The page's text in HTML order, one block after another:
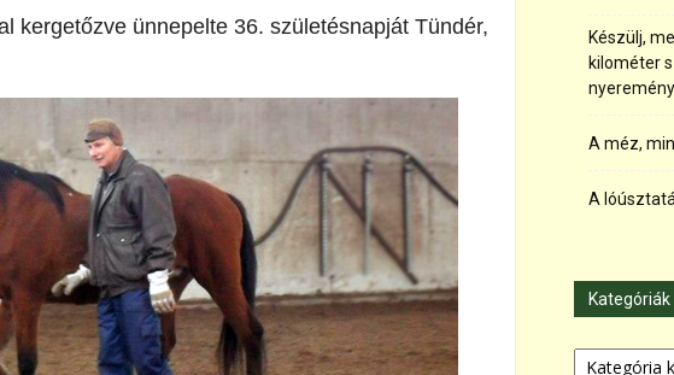
kergetőzve ünnepelte 36. születésnapját Tündér,
Készülj,
kilométer
A méz,
A
Kategóriák
Kategóriák